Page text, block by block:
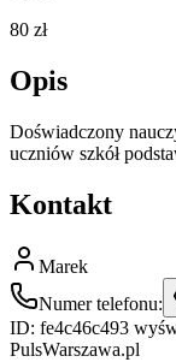
80 zł
Opis
Doświadczony
uczniów szkół
Kontakt
Marek
Numer telefonu:
ID: fe4c46c493
PulsWarszawa.pl